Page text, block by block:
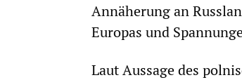
Annäherung an
Europas und
Laut Aussage des